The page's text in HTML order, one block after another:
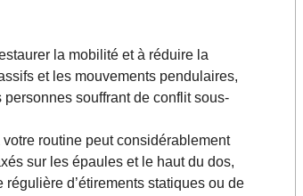
la mobilité et à réduire la
et les mouvements pendulaires,
souffrant de conflit sous-
routine peut considérablement
sur les épaules et le haut du dos,
d’étirements statiques ou de